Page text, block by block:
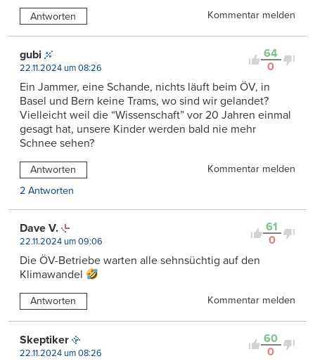
Antworten Kommentar melden
64
0
gubi
22.11.2024 um 08:26
Ein Jammer, eine Schande, nichts läuft beim ÖV, in
Basel und Bern keine Trams, wo sind wir gelandet?
Vielleicht weil die “Wissenschaft” vor 20 Jahren einmal
gesagt hat, unsere Kinder werden bald nie mehr
Schnee sehen?
Antworten
Kommentar melden
2 Antworten
61
0
Dave V.
22.11.2024 um 09:06
Die ÖV-Betriebe warten alle sehnsüchtig auf den
Klimawandel
Antworten Kommentar melden
60
0
Skeptiker
22.11.2024 um 08:26